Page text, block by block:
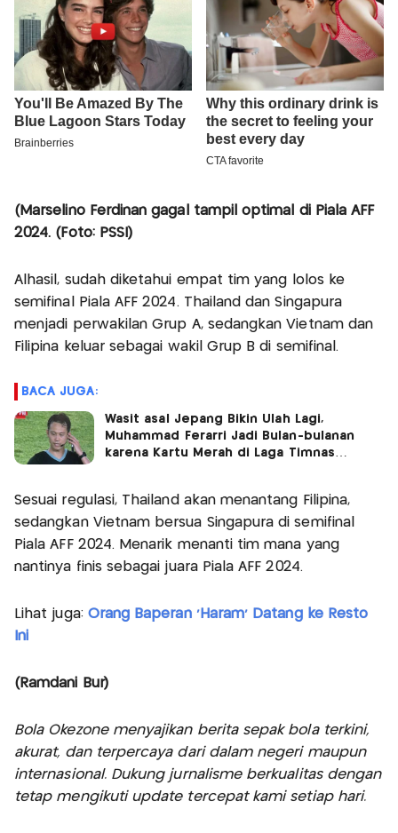
(Marselino Ferdinan gagal tampil optimal di Piala AFF
2024. (Foto: PSSI)
Alhasil, sudah diketahui empat tim yang lolos ke
semifinal Piala AFF 2024. Thailand dan Singapura
menjadi perwakilan Grup A, sedangkan Vietnam dan
Filipina keluar sebagai wakil Grup B di semifinal.
BACA JUGA:
Wasit asal Jepang Bikin Ulah Lagi,
Muhammad Ferarri Jadi Bulan-bulanan
karena Kartu Merah di Laga Timnas
Sesuai regulasi, Thailand akan menantang Filipina,
sedangkan Vietnam bersua Singapura di semifinal
Piala AFF 2024. Menarik menanti tim mana yang
nantinya finis sebagai juara Piala AFF 2024.
Lihat juga: Orang Baperan 'Haram' Datang ke Resto
Ini
(Ramdani Bur)
Bola Okezone menyajikan berita sepak bola terkini,
akurat, dan terpercaya dari dalam negeri maupun
internasional. Dukung jurnalisme berkualitas dengan
tetap mengikuti update tercepat kami setiap hari.